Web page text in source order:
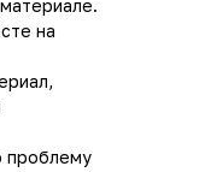
на
проблему